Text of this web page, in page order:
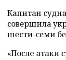
Капитан
совершила
шести-семи
«После атаки